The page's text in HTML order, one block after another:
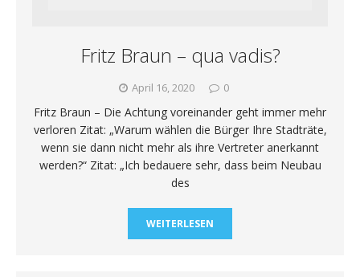
Fritz Braun – qua vadis?
April 16, 2020 0
Fritz Braun – Die Achtung voreinander geht immer mehr
verloren Zitat: „Warum wählen die Bürger Ihre Stadträte,
wenn sie dann nicht mehr als ihre Vertreter anerkannt
werden?“ Zitat: „Ich bedauere sehr, dass beim Neubau
des
WEITERLESEN